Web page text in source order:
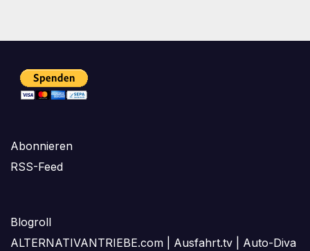
Abonnieren
RSS-Feed
Blogroll
ALTERNATIVANTRIEBE.com
Ausfahrt.tv
Auto-Diva